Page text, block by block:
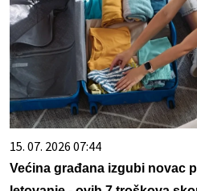
15. 07. 2026 07:44
Većina građana izgubi novac